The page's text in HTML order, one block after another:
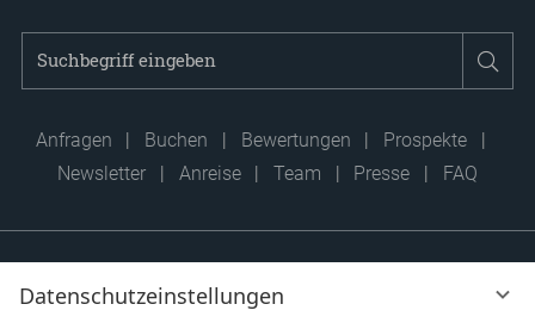
Datenschutzeinstellungen
Anfragen Buchen Bewertungen
Prospekte
Newsletter
Anreise Team Presse FAQ